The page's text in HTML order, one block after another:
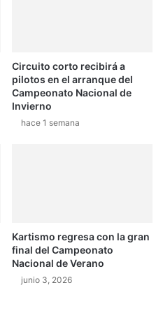
Circuito corto recibirá a
pilotos en el arranque del
Campeonato Nacional de
Invierno
hace 1 semana
Kartismo regresa con la gran
final del Campeonato
Nacional de Verano
junio 3, 2026